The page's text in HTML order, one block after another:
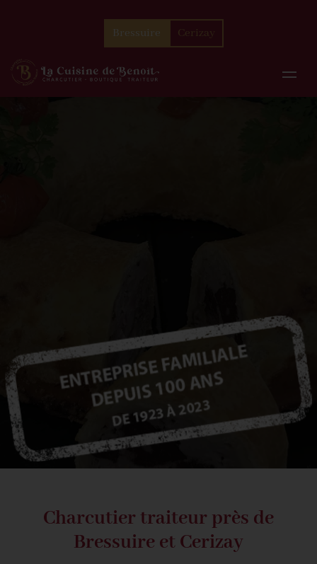
Bressuire Cerizay
Charcutier traiteur près de
Bressuire et Cerizay